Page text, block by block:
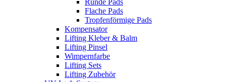
Runde Pads
Flache Pads
Tropfenförmige Pads
Kompensator
Lifting Kleber & Balm
Lifting Pinsel
Wimpernfarbe
Lifting Sets
Lifting Zubehör